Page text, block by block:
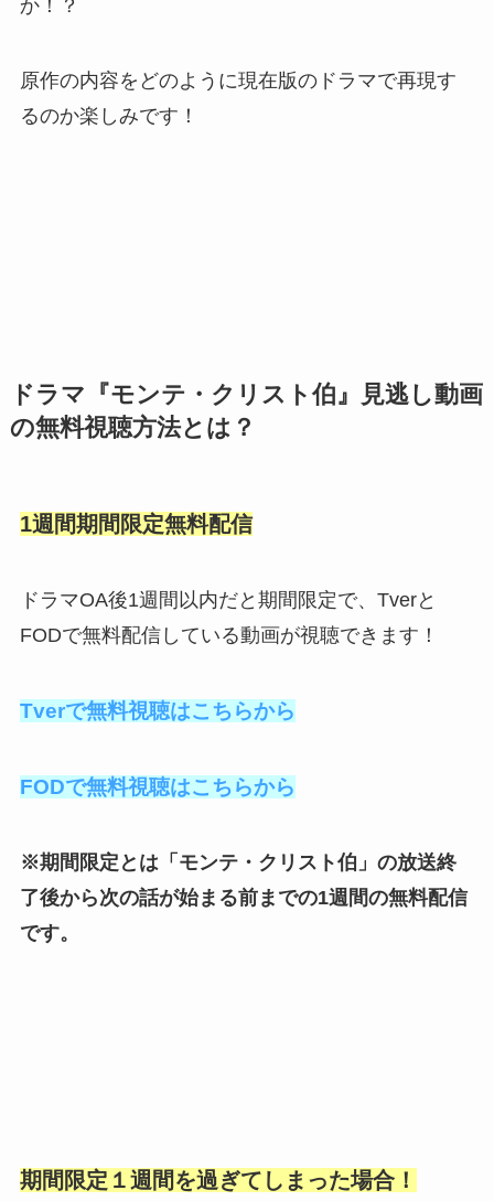
か！？
原作の内容をどのように現在版のドラマで再現す
るのか楽しみです！
ドラマ『モンテ・クリスト伯』見逃し動画
の無料視聴方法とは？
1週間期間限定無料配信
ドラマOA後1週間以内だと期間限定で、Tverと
FODで無料配信している動画が視聴できます！
Tverで無料視聴はこちらから
FODで無料視聴はこちらから
※期間限定とは「モンテ・クリスト伯」の放送終
了後から次の話が始まる前までの1週間の無料配信
です。
期間限定１週間を過ぎてしまった場合！